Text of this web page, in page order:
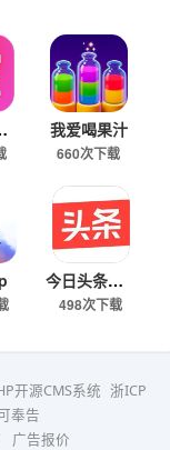
版 我爱喝果汁
660次下载
今日头条极速版下载
498次下载
开源CMS系统 浙ICP
奉告
广告报价